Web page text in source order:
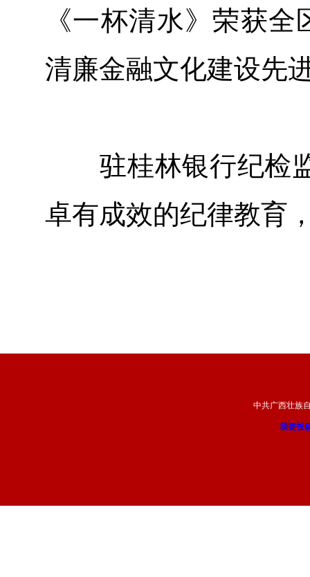
《一杯清水》荣获
清廉金融文化建设先
驻桂林银行纪检监
卓有成效的纪律教育
中共广西壮族
我要投